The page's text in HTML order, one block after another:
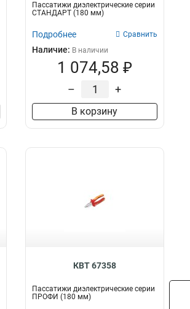
Пассатижи диэлектрические серии
СТАНДАРТ (180 мм)
Подробнее Сравнить
Наличие: В наличии
1 074,58 ₽
– +
В корзину
КВТ 67358
Пассатижи диэлектрические серии
ПРОФИ (180 мм)